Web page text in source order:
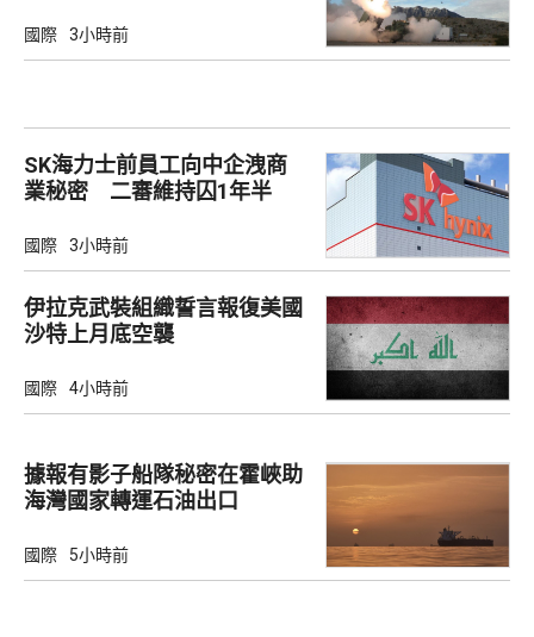
國際 3小時前
SK海力士前員工向中企洩商
業秘密 二審維持囚1年半
國際 3小時前
伊拉克武裝組織誓言報復美國
沙特上月底空襲
國際 4小時前
據報有影子船隊秘密在霍峽助
海灣國家轉運石油出口
國際 5小時前